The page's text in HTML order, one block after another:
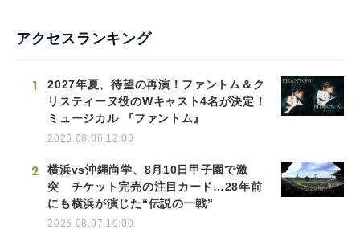
アクセスランキング
1
2027年夏、待望の再演！ファントム＆ク
リスティーヌ役のWキャスト4名が決定！
ミュージカル 『ファントム』
2026.08.06 12:00
2
横浜vs沖縄尚学、8月10日甲子園で激
突 チケット完売の注目カード…28年前
にも横浜が演じた“伝説の一戦”
2026.08.07 19:00